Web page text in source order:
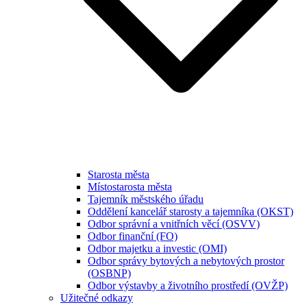
Starosta města
Místostarosta města
Tajemník městského úřadu
Oddělení kancelář starosty a tajemníka (OKST)
Odbor správní a vnitřních věcí (OSVV)
Odbor finanční (FO)
Odbor majetku a investic (OMI)
Odbor správy bytových a nebytových prostor
(OSBNP)
Odbor výstavby a životního prostředí (OVŽP)
Užitečné odkazy